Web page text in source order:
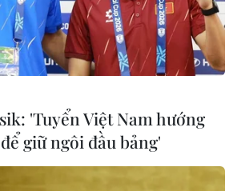
'Tuyển Việt Nam hướng
giữ ngôi đầu bảng'